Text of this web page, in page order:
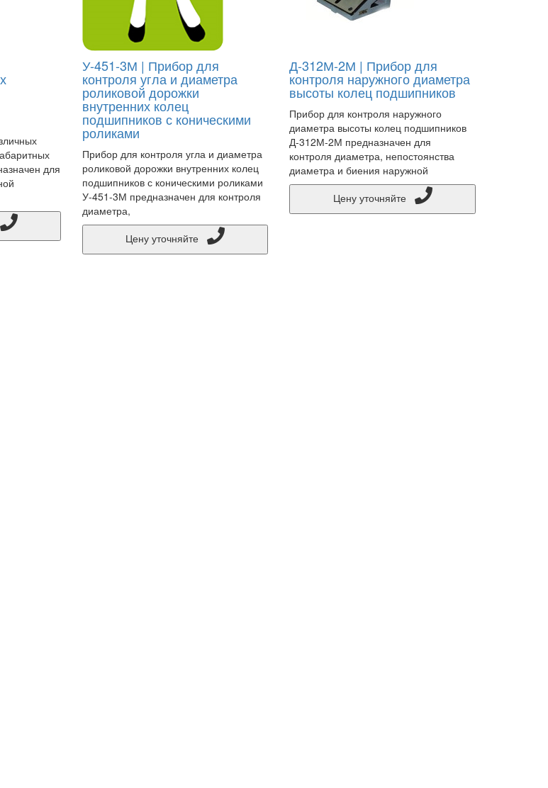
для
У-451-3М | Прибор для
контроля угла и диаметра
роликовой дорожки
внутренних колец
подшипников с коническими
роликами
Прибор для контроля угла и диаметра
роликовой дорожки внутренних колец
подшипников с коническими роликами
У-451-3М предназначен для контроля
диаметра,
Цену уточняйте
Д-312М-2М | Прибор для
контроля наружного диаметра
высоты колец подшипников
Прибор для контроля наружного
диаметра высоты колец подшипников
Д-312М-2М предназначен для
контроля диаметра, непостоянства
диаметра и биения наружной